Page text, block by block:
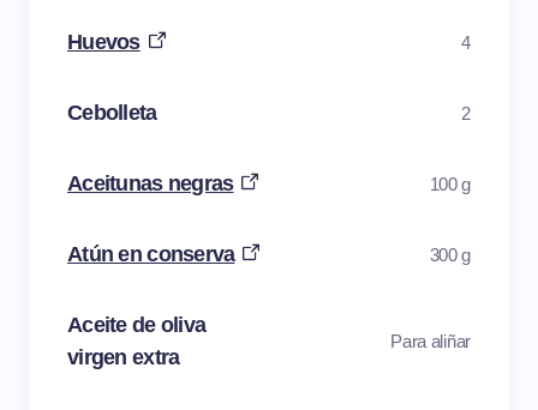
Huevos 4
Cebolleta 2
Aceitunas negras 100 g
Atún en conserva 300 g
Aceite de oliva
virgen extra
Para aliñar